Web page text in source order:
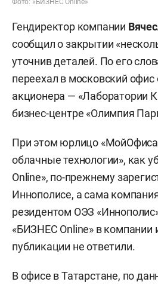
Фото: «БИЗНЕС Online»
Гендиректор компании
сообщил о закрытии
уточнив деталей. По его
переехал в московский офис
акционера — «Лаборатории
бизнес-центре «Олимпия
При этом юрлицо
облачные технологии», как
Online», по-прежнему
Иннополисе, а сама
резидентом ОЭЗ
«БИЗНЕС Online» в
публикации не ответили.
В офисе в Татарстане, по